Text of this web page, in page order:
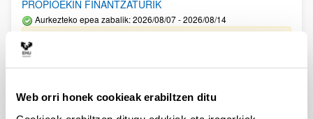
Web orri honek cookieak erabiltzen ditu
PROPIOEKIN FINANTZATURIK
Aurkezteko epea zabalik: 2026/08/07 - 2026/08/14
Izapide irekia